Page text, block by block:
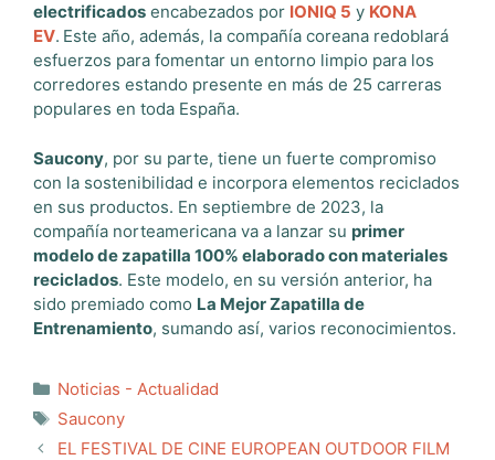
electrificados encabezados por IONIQ 5 y KONA
EV. Este año, además, la compañía coreana redoblará
esfuerzos para fomentar un entorno limpio para los
corredores estando presente en más de 25 carreras
populares en toda España.
Saucony, por su parte, tiene un fuerte compromiso
con la sostenibilidad e incorpora elementos reciclados
en sus productos. En septiembre de 2023, la
compañía norteamericana va a lanzar su primer
modelo de zapatilla 100% elaborado con materiales
reciclados. Este modelo, en su versión anterior, ha
sido premiado como La Mejor Zapatilla de
Entrenamiento, sumando así, varios reconocimientos.
Categorías
Noticias - Actualidad
Etiquetas
Saucony
EL FESTIVAL DE CINE EUROPEAN OUTDOOR FILM